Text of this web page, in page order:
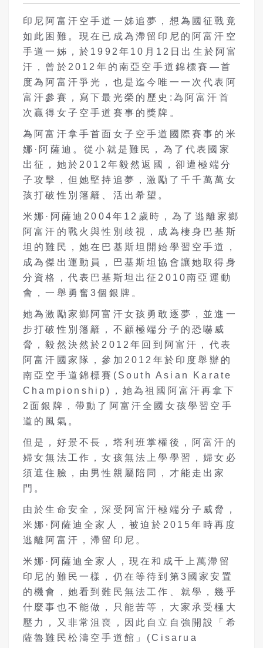
印尼阿富汗空手道一姊追夢，想為國征戰竟
如此困難。現在已成為滯留印尼的阿富汗空
手道一姊，於1992年10月12日出生於阿富
汗，曾於2012年的南亞空手道錦標賽—首
度為阿富汗爭光，也是迄今唯一一次代表阿
富汗參賽，寫下最光榮的歷史:為阿富汗首
次贏得女子空手道賽事的獎牌。
為阿富汗拿手首面女子空手道國際賽事的米
娜·阿薩迪。從小就是難民，為了代表國家
出征，她於2012年毅然返國，卻遭極端分
子攻擊，但她堅持追夢，激勵了千千萬萬女
孩打破性別籓籬、活出希望。
米娜·阿薩迪2004年12歲時，為了逃離家鄉
阿富汗的戰火與性別歧視，成為棲身巴基斯
坦的難民，她在巴基斯坦開始學習空手道，
成為傑出運動員，巴基斯坦協會讓她取得身
分資格，代表巴基斯坦出征2010南亞運動
會，一舉勇奮3個銀牌。
她為激勵家鄉阿富汗女孩勇敢逐夢，並進一
步打破性別籓籬，不顧極端分子的恐嚇威
脅，毅然決然於2012年回到阿富汗，代表
阿富汗國家隊，參加2012年於印度舉辦的
南亞空手道錦標賽(South Asian Karate
Championship)，她為祖國阿富汗再拿下
2面銀牌，帶動了阿富汗全國女孩學習空手
道的風氣。
但是，好景不長，塔利班掌權後，阿富汗的
婦女無法工作，女孩無法上學學習，婦女必
須遮住臉，由男性親屬陪同，才能走出家
門。
由於生命安全，深受阿富汗極端分子威脅，
米娜·阿薩迪全家人，被迫於2015年時再度
逃離阿富汗，滯留印尼。
米娜·阿薩迪全家人，現在和成千上萬滯留
印尼的難民一樣，仍在等待到第3國家安置
的機會，她看到難民無法工作、就學，幾乎
什麼事也不能做，只能苦等，大家承受極大
壓力，又非常沮喪，因此自立自強開設「希
薩魯難民松濤空手道館」(Cisarua